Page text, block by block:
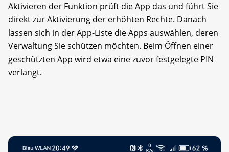
Aktivieren der Funktion prüft die App das und führt Sie
direkt zur Aktivierung der erhöhten Rechte. Danach
lassen sich in der App-Liste die Apps auswählen, deren
Verwaltung Sie schützen möchten. Beim Öffnen einer
geschützten App wird etwa eine zuvor festgelegte PIN
verlangt.